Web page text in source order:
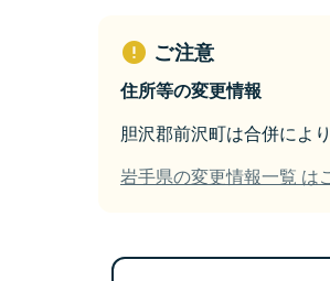
ご注意
住所等の変更情報
胆沢郡前沢町は合併によ
岩手県の変更情報一覧 は